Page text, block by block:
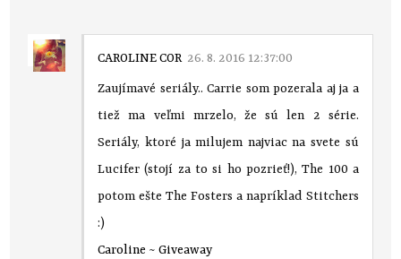
CAROLINE COR 26. 8. 2016 12:37:00
Zaujímavé seriály.. Carrie som pozerala aj ja a
tiež ma veľmi mrzelo, že sú len 2 série.
Seriály, ktoré ja milujem najviac na svete sú
Lucifer (stojí za to si ho pozrieť!), The 100 a
potom ešte The Fosters a napríklad Stitchers
:)
Caroline ~Giveaway